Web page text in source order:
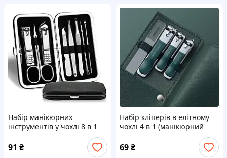
Набір манікюрних
інструментів у чохлі 8 в 1
91 ₴
Набір кліперів в елітному
чохлі 4 в 1 (манікюрний
69₴